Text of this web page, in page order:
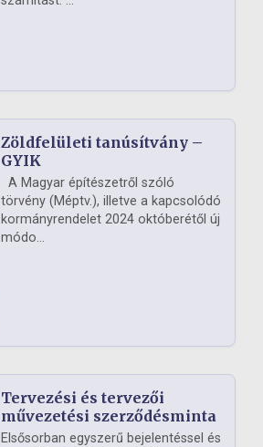
Zöldfelületi tanúsítvány –
GYIK
A Magyar építészetről szóló
törvény (Méptv.), illetve a kapcsolódó
kormányrendelet 2024 októberétől új
módo...
Tervezési és tervezői
művezetési szerződésminta
Elsősorban egyszerű bejelentéssel és